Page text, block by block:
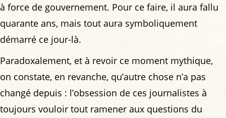
à force de gouvernement. Pour ce faire, il aura fallu
quarante ans, mais tout aura symboliquement
démarré ce jour-là.
Paradoxalement, et à revoir ce moment mythique,
on constate, en revanche, qu’autre chose n’a pas
changé depuis : l’obsession de ces journalistes à
toujours vouloir tout ramener aux questions du